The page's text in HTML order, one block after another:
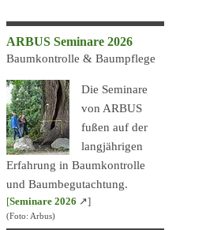
ARBUS Seminare 2026
Baumkontrolle & Baumpflege
Die Seminare
von ARBUS
fußen auf der
langjährigen
Erfahrung in Baumkontrolle
und Baumbegutachtung.
[Seminare 2026 ↗]
(Foto: Arbus)